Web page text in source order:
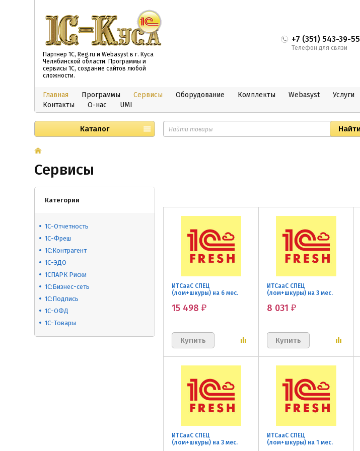
Партнер 1С, Reg.ru и Webasyst в г. Куса
Челябинской области. Программы и
сервисы 1С, создание сайтов любой
сложности.
+7 (351) 543-39-55
Телефон для связи
Главная Программы Сервисы Оборудование Комплекты Webasyst Услуги
Контакты
О-нас UMI
Каталог
Сервисы
Категории
1С-Отчетность
1С-Фреш
1С:Контрагент
1С-ЭДО
1СПАРК Риски
1С:Бизнес-сеть
1С:Подпись
1С-ОФД
1С-Товары
ИТСааС СПЕЦ
(лом+шкуры) на 6 мес.
15 498 ₽
ИТСааС СПЕЦ
(лом+шкуры) на 3 мес.
8 031₽
ИТСааС СПЕЦ
(лом+шкуры) на 3 мес.
ИТСааС СПЕЦ
(лом+шкуры) на 1 мес.